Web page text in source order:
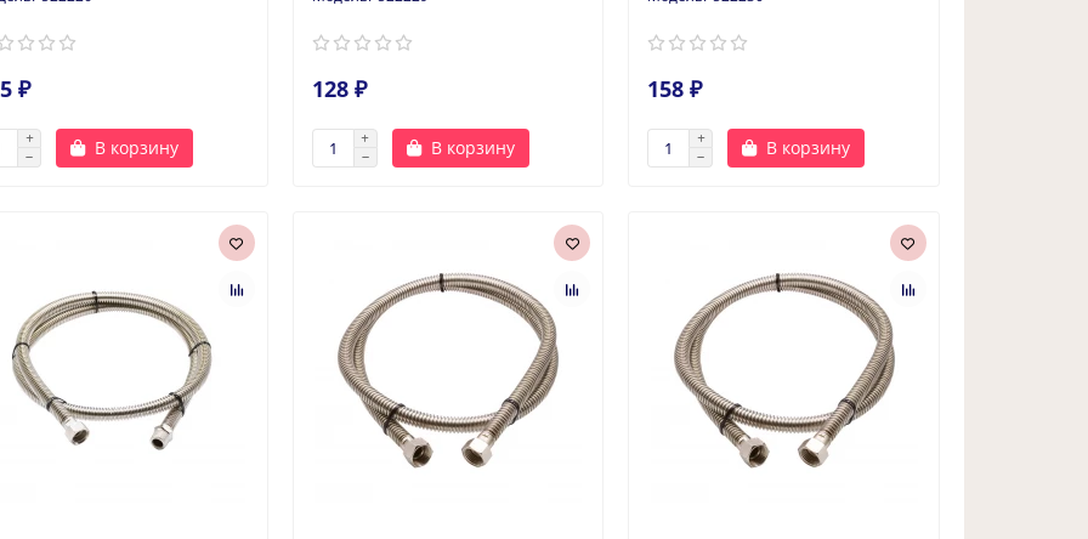
₽
В корзину
128 ₽
В корзину
158 ₽
В корзину